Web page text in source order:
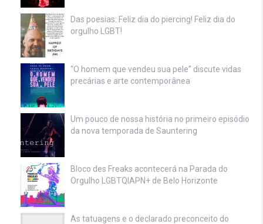
Das poesias: Feliz dia do piercing! Feliz dia do
orgulho LGBT!
“O homem que vendeu sua pele” discute vidas
precárias e arte contemporânea
Um pouco de nossa história no primeiro episódio
da nova temporada de Sauntering
Bloco des Freaks acontecerá na Parada do
Orgulho LGBTQIAPN+ de Belo Horizonte
As tatuagens e o declarado preconceito do